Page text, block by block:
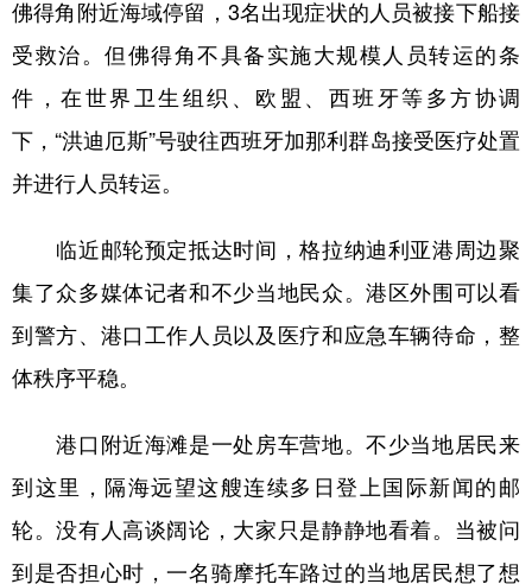
文化产业
地方频道
北京 天津 河北 山西
浙江 安徽 福建 江西
山东 河南 湖北 湖南
陕西 甘肃 青海 宁夏
佛得角附近海域停留，3名出现症状的人员被接下船接
受救治。但佛得角不具备实施大规模人员转运的条
件，在世界卫生组织、欧盟、西班牙等多方协调
下，“洪迪厄斯”号驶往西班牙加那利群岛接受医疗处置
并进行人员转运。
临近邮轮预定抵达时间，格拉纳迪利亚港周边聚
集了众多媒体记者和不少当地民众。港区外围可以看
到警方、港口工作人员以及医疗和应急车辆待命，整
体秩序平稳。
港口附近海滩是一处房车营地。不少当地居民来
到这里，隔海远望这艘连续多日登上国际新闻的邮
轮。没有人高谈阔论，大家只是静静地看着。当被问
到是否担心时，一名骑摩托车路过的当地居民想了想